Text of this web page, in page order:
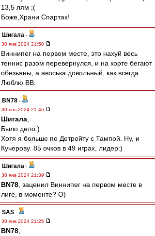
13,5 лям ;(
Боже,Храни Спартак!
Шигала -
30 янв 2024 21:50
Виннипег на первом месте, это нахуй весь
теннис разом перевернулся, и на корте бегают
обезьяны, а авоська довольный, как всегда.
Люблю ВВ.
BN78 -
30 янв 2024 21:46
Шигала
Было дело:)
Хотя я больше по Детройту с Тампой. Ну, и
Кучерову. 85 очков в 49 играх, лидер:)
Шигала -
30 янв 2024 21:39
BN78 , заценил Виннипег на первом месте в
лиге, в моменте? О)
SAS -
30 янв 2024 21:25
BN78